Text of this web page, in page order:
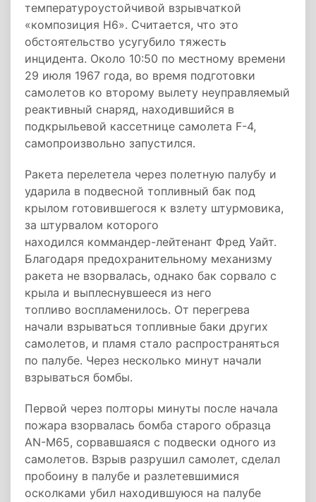
температуроустойчивой взрывчаткой
«композиция H6». Считается, что это
обстоятельство усугубило тяжесть
инцидента. Около 10:50 по местному времени
29 июля 1967 года, во время подготовки
самолетов ко второму вылету неуправляемый
реактивный снаряд, находившийся в
подкрыльевой кассетнице самолета F-4,
самопроизвольно запустился.
Ракета перелетела через полетную палубу и
ударила в подвесной топливный бак под
крылом готовившегося к взлету штурмовика,
за штурвалом которого
находился коммандер-лейтенант Фред Уайт.
Благодаря предохранительному механизму
ракета не взорвалась, однако бак сорвало с
крыла и выплеснувшееся из него
топливо воспламенилось. От перегрева
начали взрываться топливные баки других
самолетов, и пламя стало распространяться
по палубе. Через несколько минут начали
взрываться бомбы.
Первой через полторы минуты после начала
пожара взорвалась бомба старого образца
AN-M65, сорвавшаяся с подвески одного из
самолетов. Взрыв разрушил самолет, сделал
пробоину в палубе и разлетевшимися
осколками убил находившуюся на палубе